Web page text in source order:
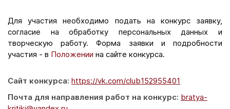
Для участия необходимо подать на конкурс заявку,
согласие на обработку персональных данных и
творческую работу. Форма заявки и подробности
участия - в Положении на сайте конкурса.
Сайт конкурса: https://vk.com/club152955401
Почта для направления работ на конкурс: bratya-